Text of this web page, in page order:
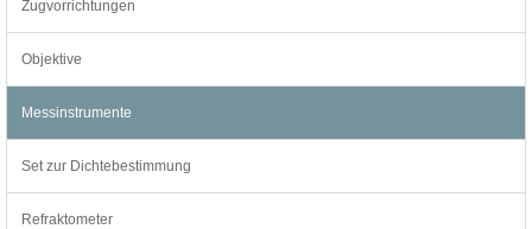
Zugvorrichtungen
Objektive
Messinstrumente
Set zur Dichtebestimmung
Refraktometer